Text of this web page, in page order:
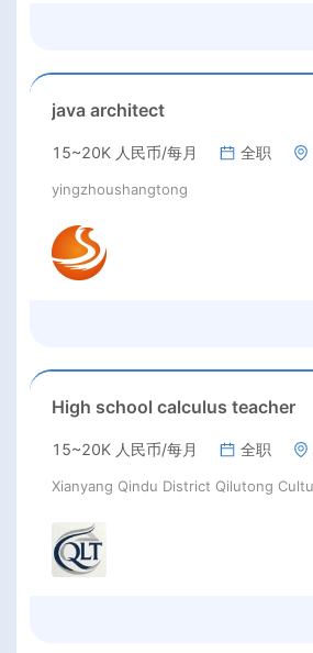
java architect
15~20K 人民币/每月 全职
yingzhoushangtong
High school calculus teacher
15~20K 人民币/每月 全职